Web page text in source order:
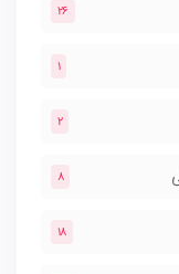
26
1
2
8
18